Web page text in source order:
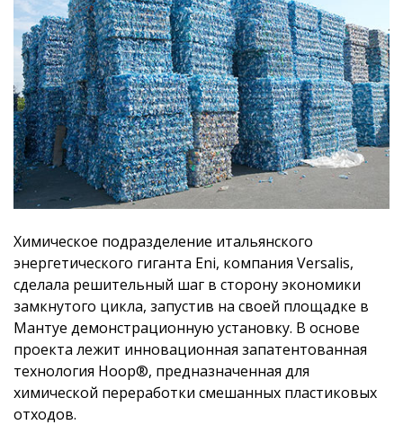
Химическое подразделение итальянского
энергетического гиганта Eni, компания Versalis,
сделала решительный шаг в сторону экономики
замкнутого цикла, запустив на своей площадке в
Мантуе демонстрационную установку. В основе
проекта лежит инновационная запатентованная
технология Hoop®, предназначенная для
химической переработки смешанных пластиковых
отходов.